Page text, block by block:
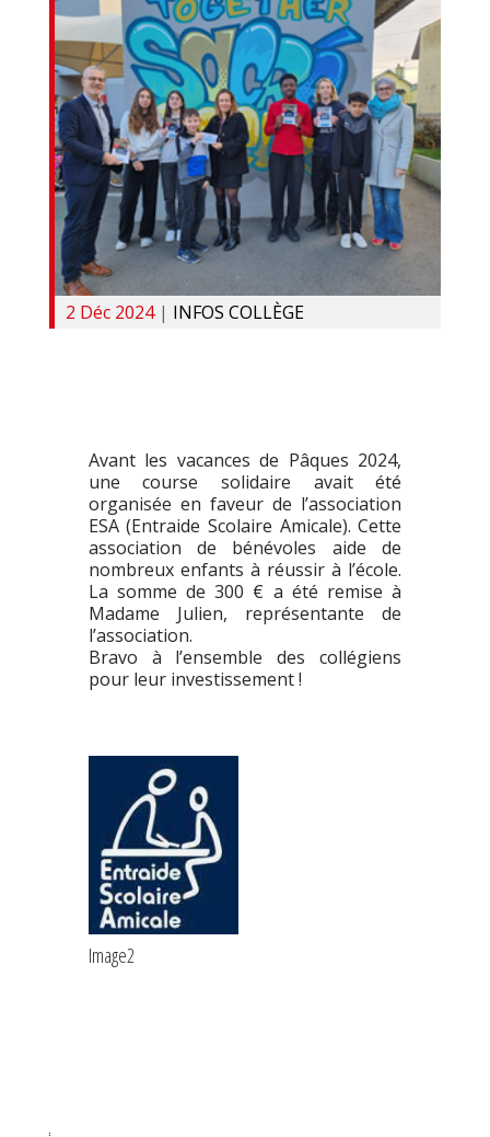
2 Déc 2024| INFOS COLLÈGE
Avant les vacances de Pâques 2024,
une course solidaire avait été
organisée en faveur de l’association
ESA (Entraide Scolaire Amicale). Cette
association de bénévoles aide de
nombreux enfants à réussir à l’école.
La somme de 300 € a été remise à
Madame Julien, représentante de
l’association.
Bravo à l’ensemble des collégiens
pour leur investissement !
Image2